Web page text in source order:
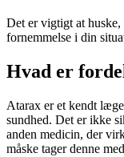
Det er vigtigt at huske,
fornemmelse i din
Hvad er
Atarax er et kendt
sundhed. Det er ikke
anden medicin, der
måske tager denne